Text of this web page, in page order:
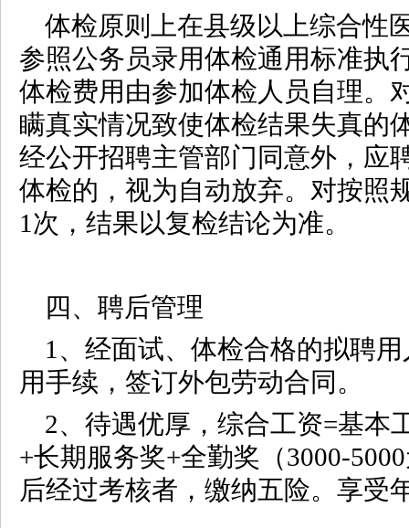
体检原则上在县级以上综合性
参照公务员录用体检通用标准执
体检费用由参加体检人员自理。
瞒真实情况致使体检结果失真的
经公开招聘主管部门同意外，应
体检的，视为自动放弃。对按照
1次，结果以复检结论为准。
四、聘后管理
1、经面试、体检合格的拟聘
用手续，签订外包劳动合同。
2、待遇优厚，综合工资=基本
+长期服务奖+全勤奖（3000-
后经过考核者，缴纳五险。享受